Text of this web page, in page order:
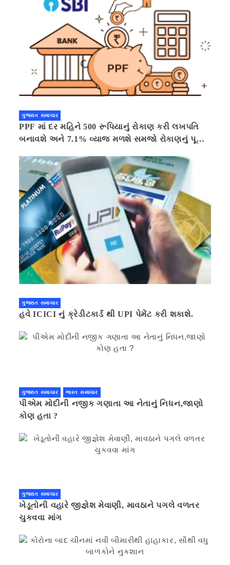
ગુજરાત સમાચાર
PPF માં દર મહિને 500 રૂપિયાનું રોકાણ કરી લખપતિ
બનાવશે અને 7.1% વ્યાજ મળશે સમજો રોકાણનું પૂરું
ગુજરાત સમાચાર
હવે ICICI નું ક્રેડીટકાર્ડ થી UPI પેમેંટ કરી શકાશે.
ગુજરાત સમાચાર ભારત સમાચાર
પીએમ મોદીની નજીક ગણાતા આ નેતાનું નિધન,જાણો
કોણ હતા ?
ગુજરાત સમાચાર
ખેડૂતોની વહારે જીજ્ઞેશ મેવાણી, માવઠાને પગલે વળતર
ચુકવવા માંગ